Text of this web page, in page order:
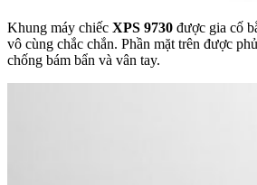
Khung máy chiếc XPS 9730 được gia cố
vô cùng chắc chắn. Phần mặt trên được
chống bám bẩn và vân tay.